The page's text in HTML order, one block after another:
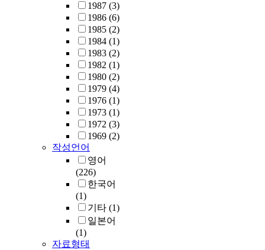
1987 (3)
1986 (6)
1985 (2)
1984 (1)
1983 (2)
1982 (1)
1980 (2)
1979 (4)
1976 (1)
1973 (1)
1972 (3)
1969 (2)
작성언어
영어
(226)
한국어
(1)
기타 (1)
일본어
(1)
자료형태